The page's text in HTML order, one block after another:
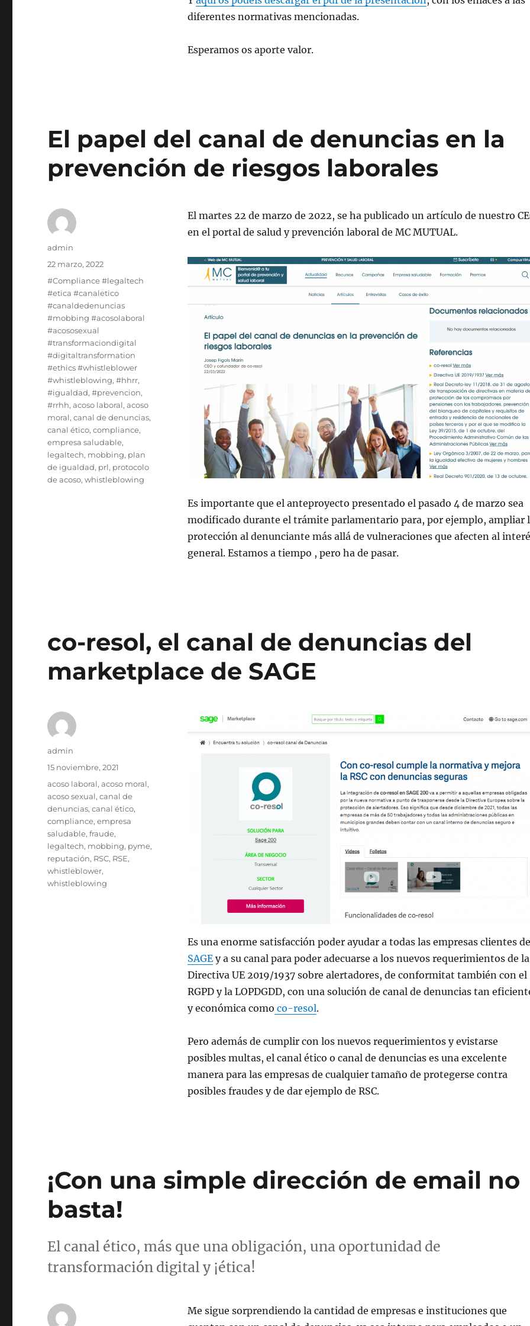
diferentes normativas mencionadas.
Esperamos os aporte valor.
El papel del canal de denuncias en la
prevención de riesgos laborales
El martes 22 de marzo de 2022, se ha publicado un artículo de nuestro
en el portal de salud y prevención laboral de MC MUTUAL.
Es importante que el anteproyecto presentado el pasado 4 de marzo sea
modificado durante el trámite parlamentario para, por ejemplo, ampliar
protección al denunciante más allá de vulneraciones que afecten al
general. Estamos a tiempo , pero ha de pasar.
Autor
admin
Publicado
el
22 marzo, 2022
Etiquetas
#Compliance #legaltech
#etica #canaletico
#canaldedenuncias
#mobbing #acosolaboral
#acososexual
#transformaciondigital
#digitaltransformation
#ethics #whistleblower
#whistleblowing,#hhrr,
#igualdad,#prevencion,
#rrhh,acoso laboral,acoso
moral,canal de denuncias,
canal ético,compliance,
empresa saludable,
legaltech, mobbing, plan
de igualdad, prl, protocolo
de acoso,whistleblowing
co-resol, el canal de denuncias del
marketplace de SAGE
Es una enorme satisfacción poder ayudar a todas las empresas clientes de
SAGEy a su canal para poder adecuarse a los nuevos requerimientos de la
Directiva UE 2019/1937 sobre alertadores, de conformitat también con el
RGPD y la LOPDGDD, con una solución de canal de denuncias tan
y económica como co-resol.
Pero además de cumplir con los nuevos requerimientos y evistarse
posibles multas, el canal ético o canal de denuncias es una excelente
manera para las empresas de cualquier tamaño de protegerse contra
posibles fraudes y de dar ejemplo de RSC.
Autor
admin
Publicado
15 noviembre, 2021
Etiquetas
acoso laboral,acoso moral,
acoso sexual,canal de
denuncias,canal ético,
compliance,empresa
saludable,fraude,
legaltech, mobbing, pyme,
reputación, RSC, RSE,
whistleblower,
whistleblowing
¡Con una simple dirección de email no
basta!
El canal ético, más que una obligación, una oportunidad de
transformación digital y ¡ética!
Me sigue sorprendiendo la cantidad de empresas e instituciones que